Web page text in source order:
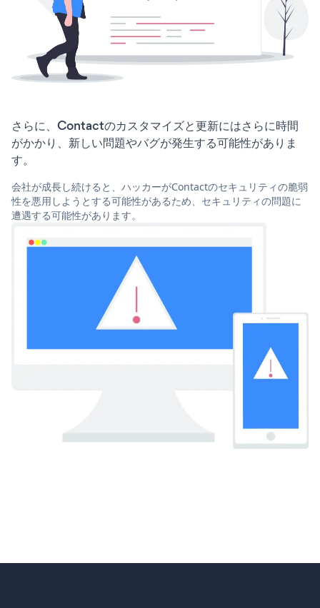
さらに、Contactのカスタマイズと更新にはさらに時間
がかかり、新しい問題やバグが発生する可能性がありま
す。
会社が成長し続けると、ハッカーがContactのセキュリティの脆弱
性を悪用しようとする可能性があるため、セキュリティの問題に
遭遇する可能性があります。